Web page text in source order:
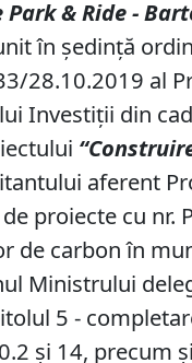
& Ride -
în ședință
28.10.2019 al
Investiții din
aferent
proiecte cu
de carbon în
Ministrului
5 -
şi 14, precum